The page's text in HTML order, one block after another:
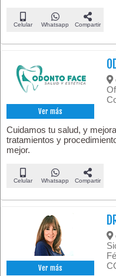
Celular Whatsapp Compartir
Ver más
Cuidamos tu salud, y
tratamientos y
mejor.
Celular Whatsapp Compartir
Ver más